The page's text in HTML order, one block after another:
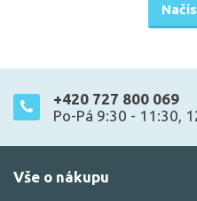
+420 727 800 069
Po-Pá 9:30 - 11:30,
Vše o nákupu